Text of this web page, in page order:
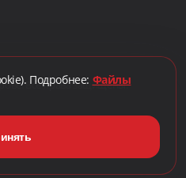
Все права защищены.
Подробнее: Файлы